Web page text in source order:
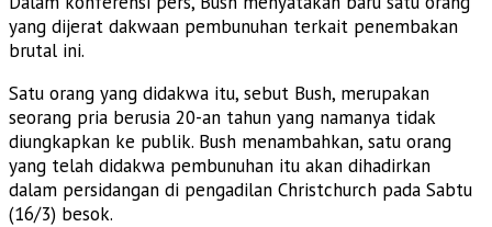
yang dijerat dakwaan pembunuhan terkait penembakan
brutal ini.
Satu orang yang didakwa itu, sebut Bush, merupakan
seorang pria berusia 20-an tahun yang namanya tidak
diungkapkan ke publik. Bush menambahkan, satu orang
yang telah didakwa pembunuhan itu akan dihadirkan
dalam persidangan di pengadilan Christchurch pada Sabtu
(16/3) besok.